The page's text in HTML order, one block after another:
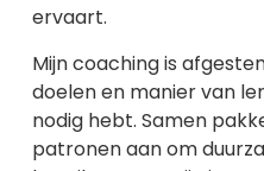
ervaart.
Mijn coaching is
doelen en manier van
nodig hebt. Samen
patronen aan om